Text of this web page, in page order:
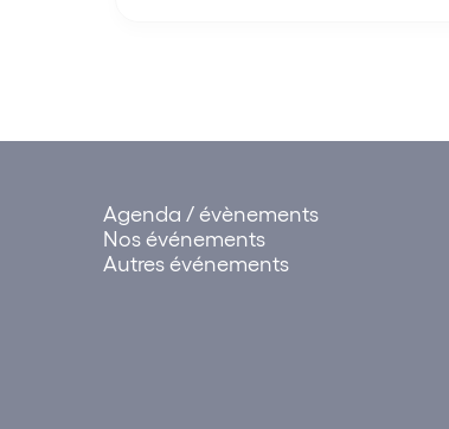
Agenda / évènements
Nos événements
Autres événements